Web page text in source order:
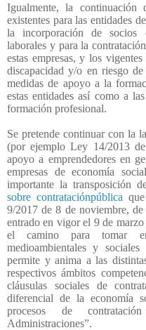
Igualmente, la
existentes para las entidades
la incorporación de socios
laborales y para la
estas empresas, y los
discapacidad y/o en riesgo
medidas de apoyo a la
estas entidades así como a
formación profesional.
Se pretende continuar con la
(por ejemplo Ley 14/2013
apoyo a emprendedores en
empresas de economía
importante la transposición
sobre contrataciónpública
9/2017 de 8 de noviembre,
entrado en vigor el 9 de marzo
el camino para tomar
medioambientales y
permite y anima a las
respectivos ámbitos
cláusulas sociales de
diferencial de la economía
procesos de
Administraciones”.